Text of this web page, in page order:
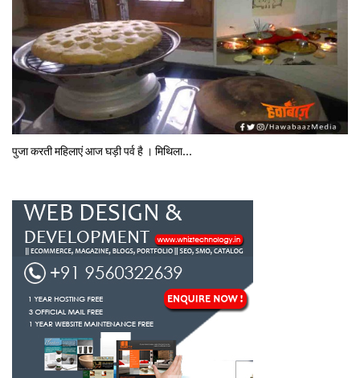
पुजा करती महिलाएं आज घड़ी पर्व है । मिथि‍ला...